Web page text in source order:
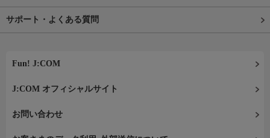
サポート・よくある質問
Fun! J:COM
J:COM オフィシャルサイト
お問い合わせ